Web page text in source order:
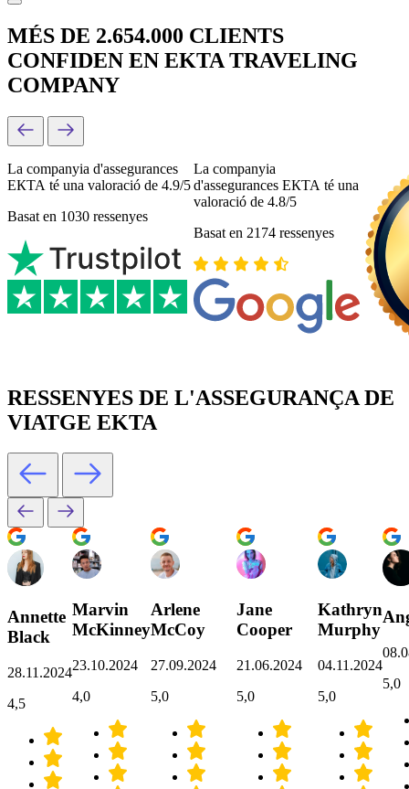
MÉS DE 2.654.000 CLIENTS
CONFIDEN EN EKTA TRAVELING
COMPANY
La companyia d'assegurances
ЕКТА té una valoració de 4.9/5
Basat en 1030 ressenyes
La companyia
d'assegurances ЕКТА té una
valoració de 4.8/5
Basat en 2174 ressenyes
RESSENYES DE L'ASSEGURANÇA DE
VIATGE EKTA
Annette
Black
28.11.2024
4,5
Marvin
McKinney
23.10.2024
4,0
Arlene
McCoy
27.09.2024
5,0
Jane
Cooper
21.06.2024
5,0
Kathryn
Murphy
04.11.2024
5,0
5,0